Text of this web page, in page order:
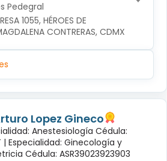
Pedegral
1055, HÉROES DE
CONTRERAS, CDMX
Lopez Gineco
Anestesiología Cédula:
| Especialidad: Ginecología y
Cédula: ASR39023923903